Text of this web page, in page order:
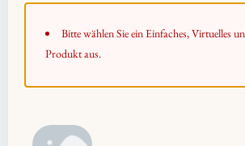
Bitte wählen Sie ein Einfaches, Virtuelles
Produkt aus.